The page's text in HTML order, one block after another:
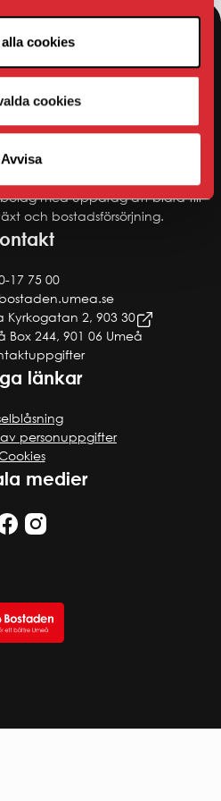
cookies
cookies
Avvisasträcker sig från 1953, då det
med uppdrag att bidra till
och bostadsförsörjning.
17 75 00
Kyrkogatan 2, 903 30
Box 244, 901 06 Umeå
länkar
personuppgifter
medier